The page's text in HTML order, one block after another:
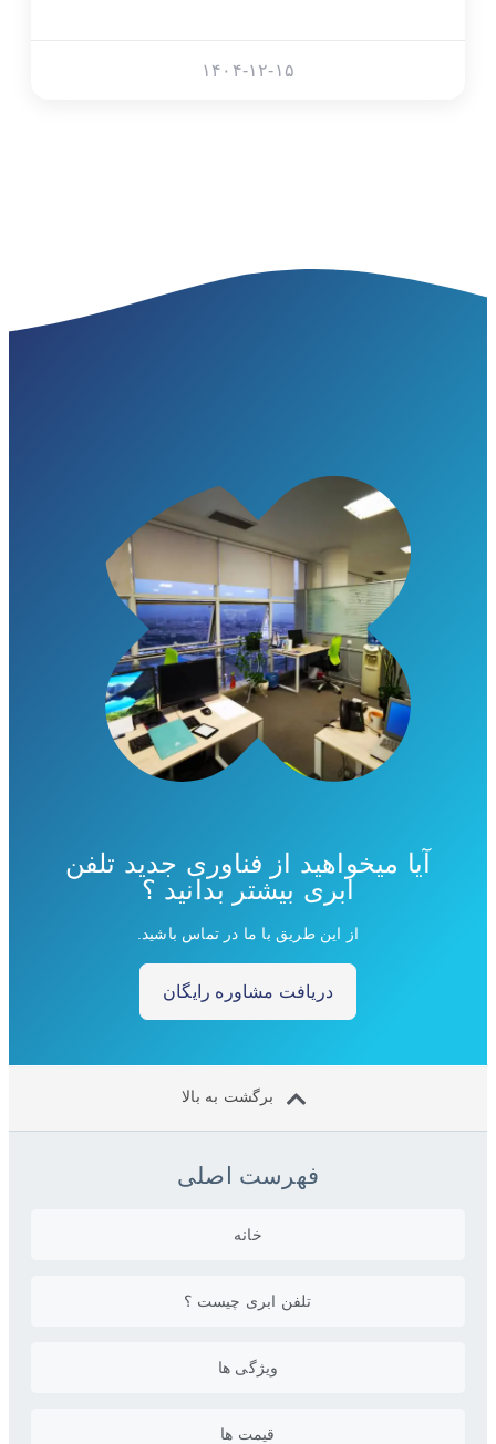
۱۴۰۴-۱۲-۱۵
آیا میخواهید از فناوری جدید تلفن
ابری بیشتر بدانید ؟
از این طریق با ما در تماس باشید.
دریافت مشاوره رایگان
برگشت به بالا
فهرست اصلی
خانه
تلفن ابری چیست ؟
ویژگی ها
قیمت ها